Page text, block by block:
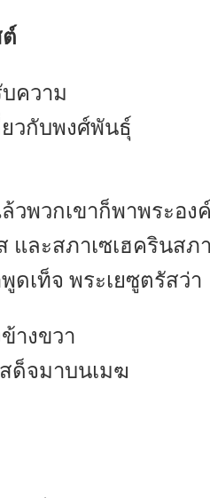
ความ
วกับพงศ์พันธุ์
พวกเขาก็พาพระองค์
และสภาเซเฮครินสภา
ดเท็จ พระเยซูตรัสว่า
างขวา
ด็จมาบนเมฆ